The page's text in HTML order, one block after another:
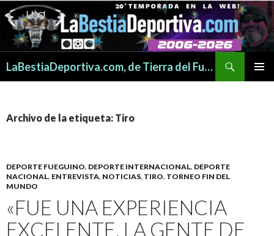
LaBestiaDeportiva.com, de Tierra del Fuego para todo el mundo
Archivo de la etiqueta: Tiro
DEPORTE FUEGUINO, DEPORTE INTERNACIONAL, DEPORTE
NACIONAL, ENTREVISTA, NOTICIAS, TIRO, TORNEO FIN DEL
MUNDO
«FUE UNA EXPERIENCIA
EXCELENTE, LA GENTE DE